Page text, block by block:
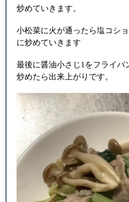
炒めていきます。
小松菜に火が通ったら塩コシ
に炒めていきます
最後に醤油小さじ1をフライパ
炒めたら出来上がりです。